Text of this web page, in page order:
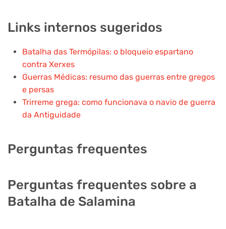
Links internos sugeridos
Batalha das Termópilas: o bloqueio espartano
contra Xerxes
Guerras Médicas: resumo das guerras entre gregos
e persas
Trirreme grega: como funcionava o navio de guerra
da Antiguidade
Perguntas frequentes
Perguntas frequentes sobre a
Batalha de Salamina